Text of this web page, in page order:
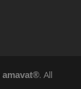
amavat®. All